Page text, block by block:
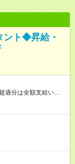
ント◆昇給・
分は全額支給いたし
残業時間 10時間／月
定します。 ーー
にあわせて昇給しま
さらにプラスの昇給
です。 【試用
月 雇用形態、給与は